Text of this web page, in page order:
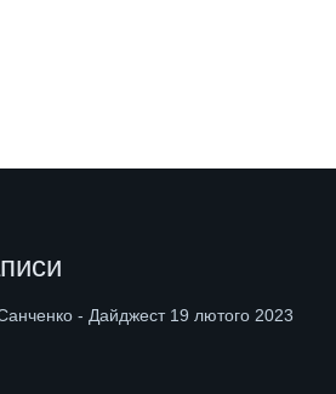
- Дайджест 19 лютого 2023